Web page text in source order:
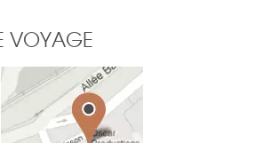
VOYAGE